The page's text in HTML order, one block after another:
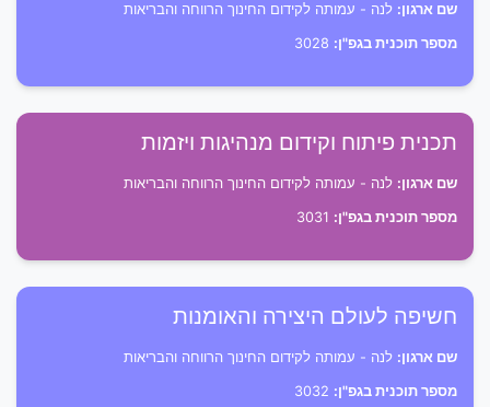
שם ארגון: לנה - עמותה לקידום החינוך הרווחה והבריאות
מספר תוכנית בגפ"ן:
תכנית פיתוח וקידום מנהיגות ויזמות
שם ארגון: לנה - עמותה לקידום החינוך הרווחה והבריאות
מספר תוכנית בגפ"ן:
חשיפה לעולם היצירה והאומנות
שם ארגון: לנה - עמותה לקידום החינוך הרווחה והבריאות
מספר תוכנית בגפ"ן: